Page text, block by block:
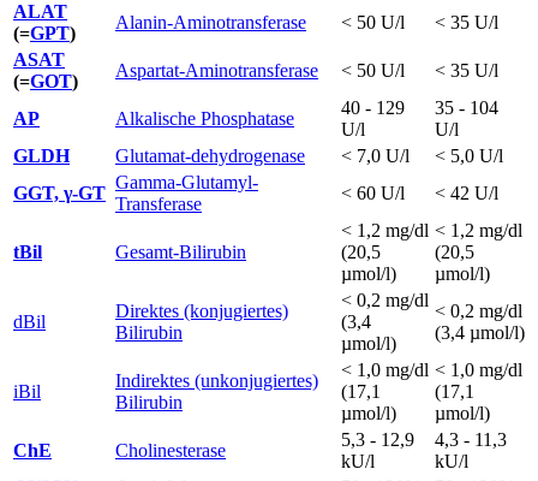
ALAT
(=GPT)
Alanin-Aminotransferase < 50 U/l
< 35 U/l
ASAT
(=GOT)
Aspartat-Aminotransferase < 50 U/l < 35 U/l
AP Alkalische Phosphatase
40 - 129
U/l
35 - 104
U/l
GLDH
Glutamat-dehydrogenase < 7,0 U/l
< 5,0 U/l
GGT, γ-GT
Gamma-Glutamyl-
Transferase
< 60 U/l < 42 U/l
tBil Gesamt-Bilirubin
< 1,2 mg/dl
(20,5
µmol/l)
< 1,2 mg/dl
(20,5
µmol/l)
dBil
Direktes (konjugiertes)
Bilirubin
< 0,2 mg/dl
(3,4
µmol/l)
< 0,2 mg/dl
(3,4 µmol/l)
iBil
Indirektes (unkonjugiertes)
Bilirubin
< 1,0 mg/dl
(17,1
µmol/l)
< 1,0 mg/dl
(17,1
µmol/l)
ChE
Cholinesterase
5,3 - 12,9
kU/l
4,3 - 11,3
kU/l